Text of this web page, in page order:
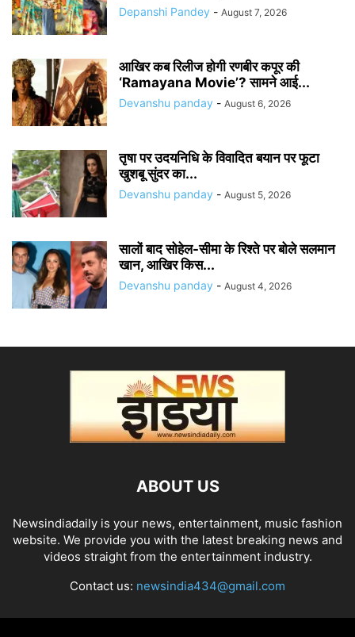
Depanshi Pandey - August 7, 2026
आखिर कब रिलीज होगी रणबीर कपूर की
‘Ramayana Movie’? सामने आई...
Devanshu panday - August 6, 2026
तृषा पर उदयनिधि के विवादित बयान पर फूटा
खुशबू सुंदर का...
Devanshu panday - August 5, 2026
सालों बाद सोहेल-सीमा के रिश्ते पर बोले सलमान
खान, आखिर किस...
Devanshu panday - August 4, 2026
ABOUT US
Newsindiadaily is your news, entertainment, music fashion
website. We provide you with the latest breaking news and
videos straight from the entertainment industry.
Contact us: newsindia434@gmail.com